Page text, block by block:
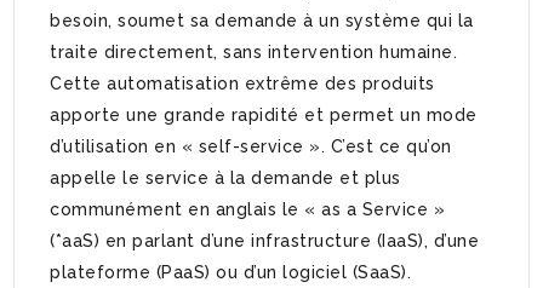
besoin, soumet sa demande à un système qui la
traite directement, sans intervention humaine.
Cette automatisation extrême des produits
apporte une grande rapidité et permet un mode
d’utilisation en « self-service ». C’est ce qu’on
appelle le service à la demande et plus
communément en anglais le « as a Service »
(*aaS) en parlant d’une infrastructure (IaaS), d’une
plateforme (PaaS) ou d’un logiciel (SaaS).